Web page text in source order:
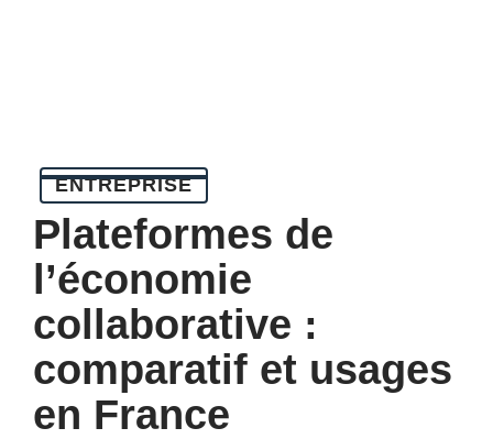
ENTREPRISE
Plateformes de
l’économie
collaborative :
comparatif et usages
en France